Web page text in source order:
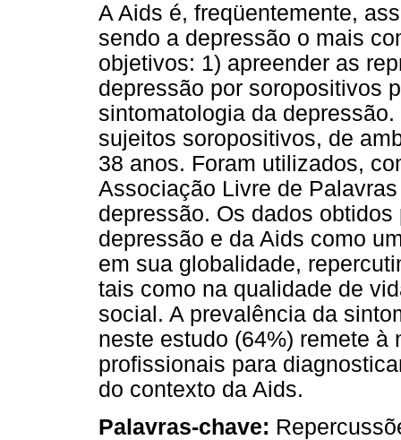
A Aids é, freqüentemente,
sendo a depressão o mais
objetivos: 1) apreender as
depressão por soropositivos
sintomatologia da
sujeitos soropositivos, de
38 anos. Foram utilizados,
Associação Livre de
depressão. Os dados
depressão e da Aids como
em sua globalidade,
tais como na qualidade de
social. A prevalência da
neste estudo (64%) remete à
profissionais para
do contexto da Aids.
Palavras-chave: